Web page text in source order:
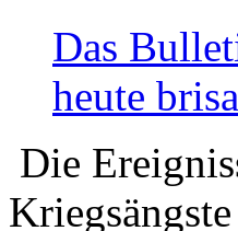
Das
heute
Die